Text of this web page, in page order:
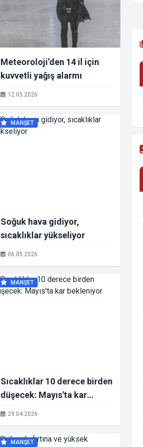
Meteoroloji’den 14 il için
kuvvetli yağış alarmı
12.05.2026
MANŞET
Soğuk hava gidiyor,
sıcaklıklar yükseliyor
06.05.2026
MANŞET
Sıcaklıklar 10 derece birden
düşecek: Mayıs'ta kar
bekleniyor
29.04.2026
MANŞET